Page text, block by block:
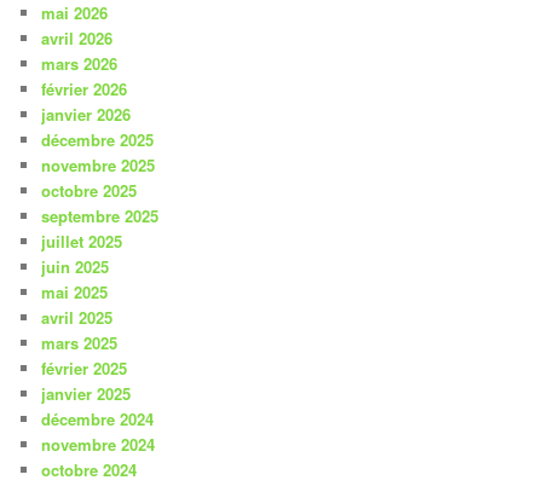
mai 2026
avril 2026
mars 2026
février 2026
janvier 2026
décembre 2025
novembre 2025
octobre 2025
septembre 2025
juillet 2025
juin 2025
mai 2025
avril 2025
mars 2025
février 2025
janvier 2025
décembre 2024
novembre 2024
octobre 2024